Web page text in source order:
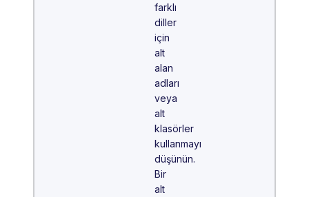
farklı
diller
için
alt
alan
adları
veya
alt
klasörler
kullanmayı
düşünün.
Bir
alt